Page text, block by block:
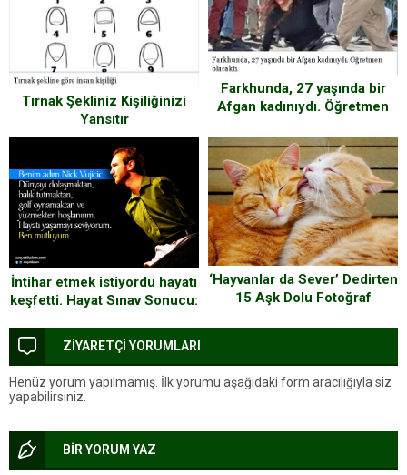
Tırnak Şekliniz Kişiliğinizi
Yansıtır
Farkhunda, 27 yaşında bir
Afgan kadınıydı. Öğretmen
İntihar etmek istiyordu hayatı
keşfetti. Hayat Sınav Sonucu:
‘Hayvanlar da Sever’ Dedirten
15 Aşk Dolu Fotoğraf
ZİYARETÇİ YORUMLARI
Henüz yorum yapılmamış. İlk yorumu aşağıdaki form aracılığıyla siz
yapabilirsiniz.
BİR YORUM YAZ